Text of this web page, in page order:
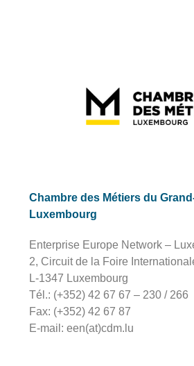
Chambre des Métiers du
Luxembourg
Enterprise Europe Network –
2, Circuit de la Foire
L-1347 Luxembourg
Tél.: (+352) 42 67 67 – 230 / 266
Fax: (+352) 42 67 87
E-mail: een(at)cdm.lu